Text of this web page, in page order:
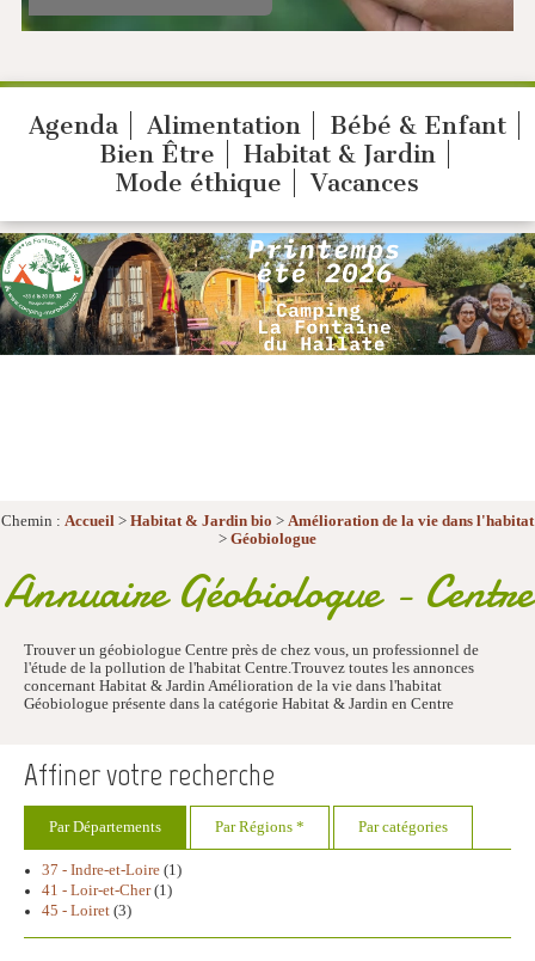
Agenda Alimentation
Bébé & Enfant
Bien Être
Habitat & Jardin
Mode éthique
Vacances
Chemin : Accueil > Habitat & Jardin bio > Amélioration de la vie dans l'habitat
> Géobiologue
Annuaire Géobiologue - Centre
Trouver un géobiologue Centre près de chez vous, un professionnel de
l'étude de la pollution de l'habitat Centre.Trouvez toutes les annonces
concernant Habitat & Jardin Amélioration de la vie dans l'habitat
Géobiologue présente dans la catégorie Habitat & Jardin en Centre
Affiner votre recherche
Par Départements Par Régions * Par catégories
37 - Indre-et-Loire (1)
41 - Loir-et-Cher(1)
45 - Loiret (3)